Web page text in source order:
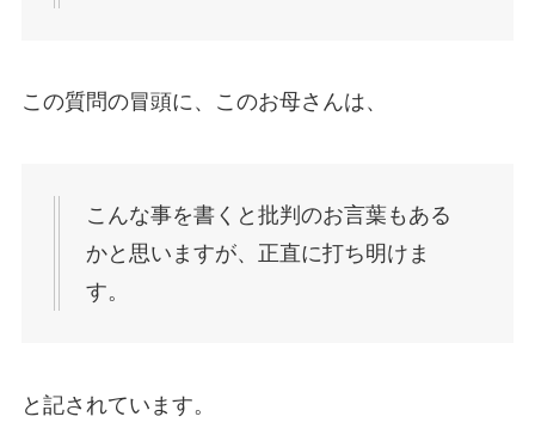
この質問の冒頭に、このお母さんは、
こんな事を書くと批判のお言葉もある
かと思いますが、正直に打ち明けま
す。
と記されています。